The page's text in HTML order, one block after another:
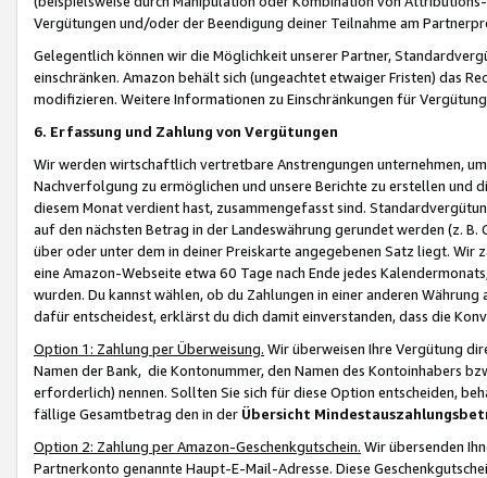
Vergütungen und/oder der Beendigung deiner Teilnahme am
Gelegentlich können wir die Möglichkeit unserer Partner,
einschränken. Amazon behält sich (ungeachtet etwaiger Fristen) das
modifizieren. Weitere Informationen zu Einschränkungen für
6. Erfassung und Zahlung von Vergütungen
Wir werden wirtschaftlich vertretbare Anstrengungen unternehmen,
Nachverfolgung zu ermöglichen und unsere Berichte zu erstellen und
diesem Monat verdient hast, zusammengefasst sind.
auf den nächsten Betrag in der Landeswährung gerundet werden (z.
über oder unter dem in deiner Preiskarte angegebenen Satz liegt.
eine Amazon-Webseite etwa 60 Tage nach Ende jedes
wurden. Du kannst wählen, ob du Zahlungen in einer anderen
dafür entscheidest, erklärst du dich damit einverstanden, dass die
Option 1: Zahlung per Überweisung. Wir überweisen Ihre Vergütung
Namen der Bank, die Kontonummer, den Namen des Kontoinhabers
erforderlich) nennen. Sollten Sie sich für diese Option entscheiden,
fällige Gesamtbetrag den in der Übersicht
Option 2: Zahlung per Amazon-Geschenkgutschein. Wir übersenden
Partnerkonto genannte Haupt-E-Mail-Adresse. Diese